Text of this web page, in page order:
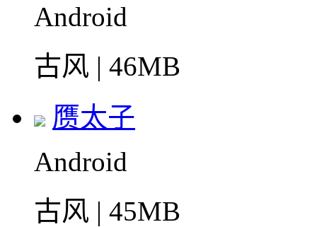
Android
古风 | 46MB
赝太子
Android
古风 | 45MB